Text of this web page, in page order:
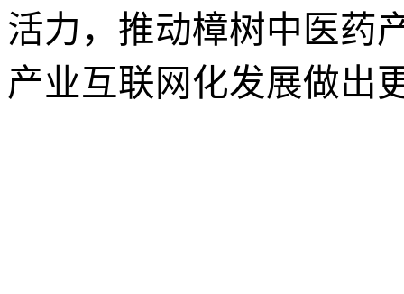
活力，推动樟树中医药
产业互联网化发展做出